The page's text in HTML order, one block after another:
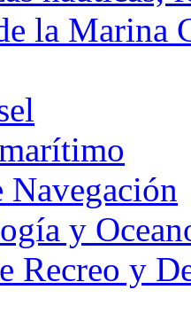
la Marina
Navegación
y
Recreo y